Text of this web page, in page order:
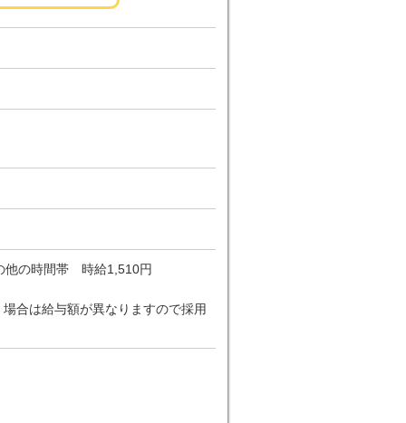
他の時間帯 時給1,510円
合は給与額が異なりますので採用